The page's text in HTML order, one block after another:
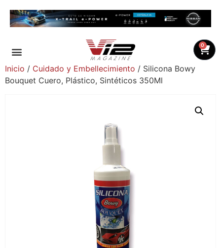
0
Inicio / Cuidado y Embellecimiento / Silicona Bowy
Bouquet Cuero, Plástico, Sintéticos 350Ml